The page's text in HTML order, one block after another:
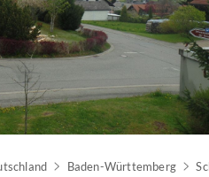
Baden-Württemberg